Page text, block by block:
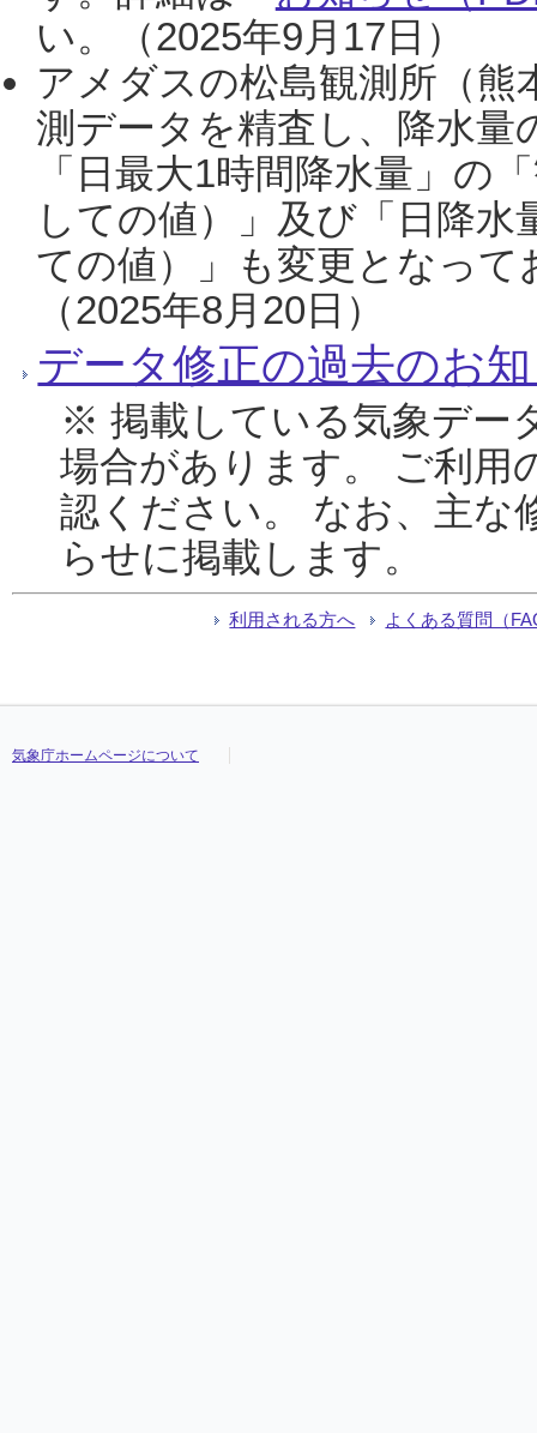
い。（2025年9月17日）
アメダスの松島観測所（熊
測データを精査し、降水
「日最大1時間降水量」の
しての値）」及び「日降
ての値）」も変更となっ
（2025年8月20日）
データ修正の過去のお
※ 掲載している気象デー
場合があります。 ご利用
認ください。 なお、主な
らせに掲載します。
利用される方へ よくある質問（
気象庁ホームページについて